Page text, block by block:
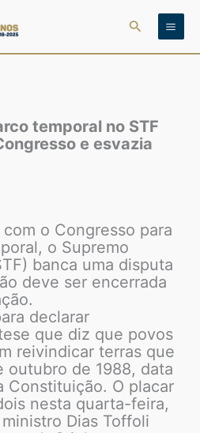
Pesquisar
temporal no STF
e esvazia
o Congresso para
o Supremo
banca uma disputa
deve ser encerrada
declarar
que diz que povos
reivindicar terras que
outubro de 1988, data
Constituição. O placar
nesta quarta-feira,
Dias Toffoli